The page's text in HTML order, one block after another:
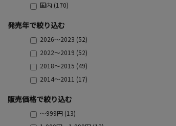
国内 (170)
発売年で絞り込む
2026～2023 (52)
2022～2019 (52)
2018～2015 (49)
2014～2011 (17)
販売価格で絞り込む
～999円 (13)